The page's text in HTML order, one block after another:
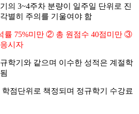
의 3~4주차 분량이 일주일 단위로 진
별히 주의를 기울여야 함
률 75%미만 ② 총 원점수 40점미만 ③
시자
학기와 같으며 이수한 성적은 계절학
점단위로 책정되며 정규학기 수강료